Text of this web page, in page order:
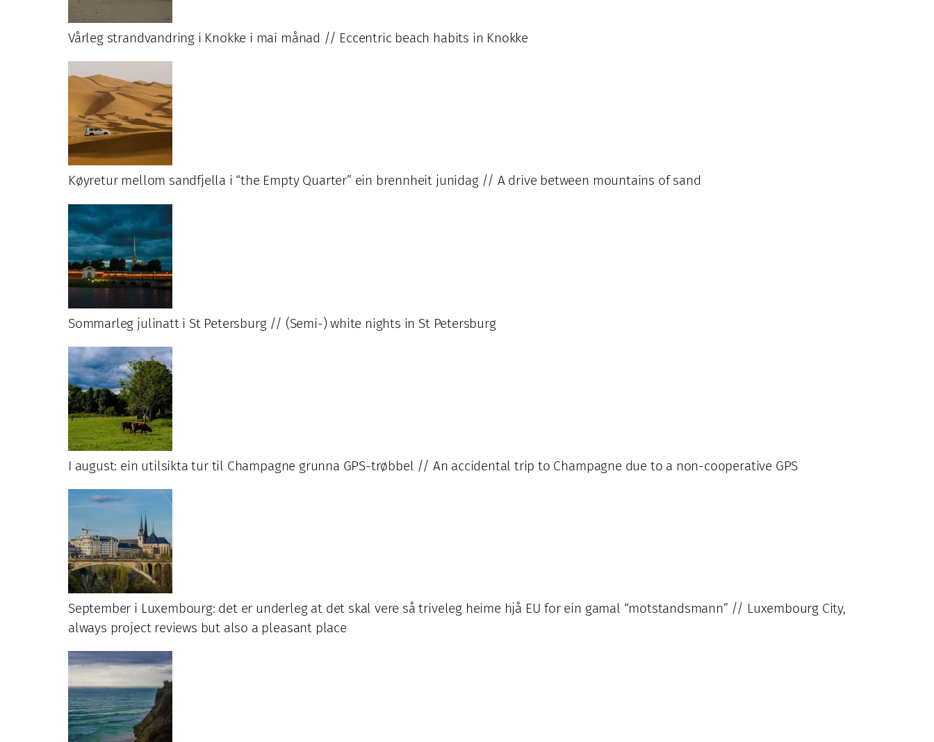
Vårleg strandvandring i Knokke i mai månad // Eccentric beach habits in Knokke
Køyretur mellom sandfjella i “the Empty Quarter” ein brennheit junidag // A drive between mountains of sand
Sommarleg julinatt i St Petersburg // (Semi-) white nights in St Petersburg
I august: ein utilsikta tur til Champagne grunna GPS-trøbbel // An accidental trip to Champagne due to a non-cooperative GPS
September i Luxembourg: det er underleg at det skal vere så triveleg heime hjå EU for ein gamal “motstandsmann” // Luxembourg City,
always project reviews but also a pleasant place